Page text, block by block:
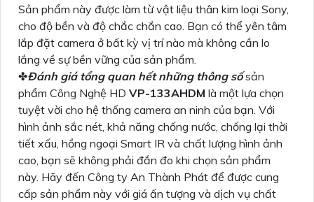
Sản phẩm này được làm từ vật liệu thân kim loại Sony,
cho độ bền và độ chắc chắn cao. Bạn có thể yên tâm
lắp đặt camera ở bất kỳ vị trí nào mà không cần lo
lắng về sự bền vững của sản phẩm.
✤Đánh giá tổng quan hết những thông sốsản
phẩm Công Nghệ HD VP-133AHDM là một lựa chọn
tuyệt vời cho hệ thống camera an ninh của bạn. Với
hình ảnh sắc nét, khả năng chống nước, chống lại thời
tiết xấu, hồng ngoại Smart IR và chất lượng hình ảnh
cao, bạn sẽ không phải đắn đo khi chọn sản phẩm
này. Hãy đến Công ty An Thành Phát để được cung
cấp sản phẩm này với giá ấn tượng và dịch vụ chất